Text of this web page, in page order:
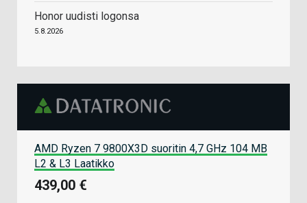
Honor uudisti logonsa
5.8.2026
AMD Ryzen 7 9800X3D suoritin 4,7 GHz 104 MB
L2 & L3 Laatikko
439,00 €